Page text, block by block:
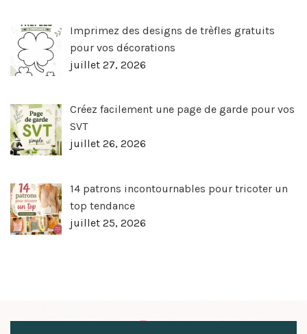
Imprimez des designs de trèfles gratuits
pour vos décorations
juillet 27, 2026
Créez facilement une page de garde pour vos
SVT
juillet 26, 2026
14 patrons incontournables pour tricoter un
top tendance
juillet 25, 2026